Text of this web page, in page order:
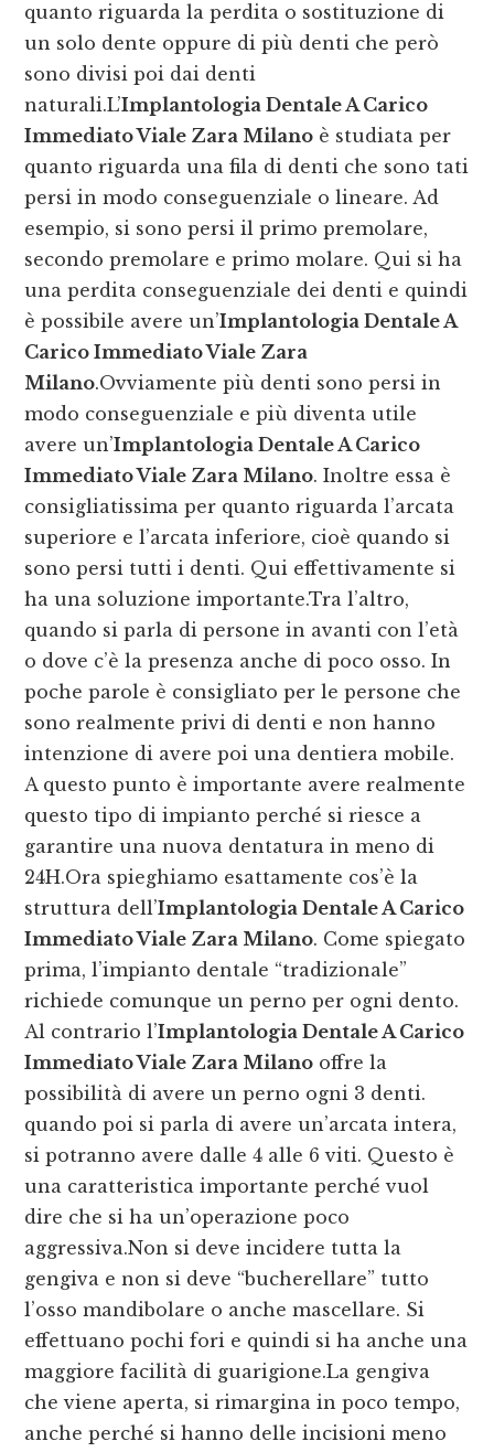
quanto riguarda la perdita o sostituzione di
un solo dente oppure di più denti che però
sono divisi poi dai denti
naturali.L’Implantologia Dentale A Carico
Immediato Viale Zara Milano è studiata per
quanto riguarda una fila di denti che sono tati
persi in modo conseguenziale o lineare. Ad
esempio, si sono persi il primo premolare,
secondo premolare e primo molare. Qui si ha
una perdita conseguenziale dei denti e quindi
è possibile avere un’Implantologia Dentale A
Carico Immediato Viale Zara
Milano.Ovviamente più denti sono persi in
modo conseguenziale e più diventa utile
avere un’Implantologia Dentale A Carico
Immediato Viale Zara Milano. Inoltre essa è
consigliatissima per quanto riguarda l’arcata
superiore e l’arcata inferiore, cioè quando si
sono persi tutti i denti. Qui effettivamente si
ha una soluzione importante.Tra l’altro,
quando si parla di persone in avanti con l’età
o dove c’è la presenza anche di poco osso. In
poche parole è consigliato per le persone che
sono realmente privi di denti e non hanno
intenzione di avere poi una dentiera mobile.
A questo punto è importante avere realmente
questo tipo di impianto perché si riesce a
garantire una nuova dentatura in meno di
24H.Ora spieghiamo esattamente cos’è la
struttura dell’Implantologia Dentale A Carico
Immediato Viale Zara Milano. Come spiegato
prima, l’impianto dentale “tradizionale”
richiede comunque un perno per ogni dento.
Al contrario l’Implantologia Dentale A Carico
Immediato Viale Zara Milano offre la
possibilità di avere un perno ogni 3 denti.
quando poi si parla di avere un’arcata intera,
si potranno avere dalle 4 alle 6 viti. Questo è
una caratteristica importante perché vuol
dire che si ha un’operazione poco
aggressiva.Non si deve incidere tutta la
gengiva e non si deve “bucherellare” tutto
l’osso mandibolare o anche mascellare. Si
effettuano pochi fori e quindi si ha anche una
maggiore facilità di guarigione.La gengiva
che viene aperta, si rimargina in poco tempo,
anche perché si hanno delle incisioni meno